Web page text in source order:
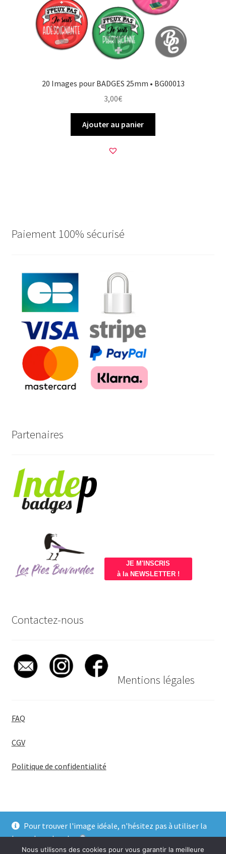
Pour trouver l'image idéale, n'hésitez pas à utiliser la
barre de recherche
Ignorer
20 Images pour BADGES 25mm • BG00013
3,00€
Ajouter au panier
Paiement 100% sécurisé
Partenaires
JE M'INSCRIS
à la NEWSLETTER !
Contactez-nous
Mentions légales
FAQ
CGV
Politique de confidentialité
© BadgeGirl® 2026
Nous utilisons des cookies pour vous garantir la meilleure